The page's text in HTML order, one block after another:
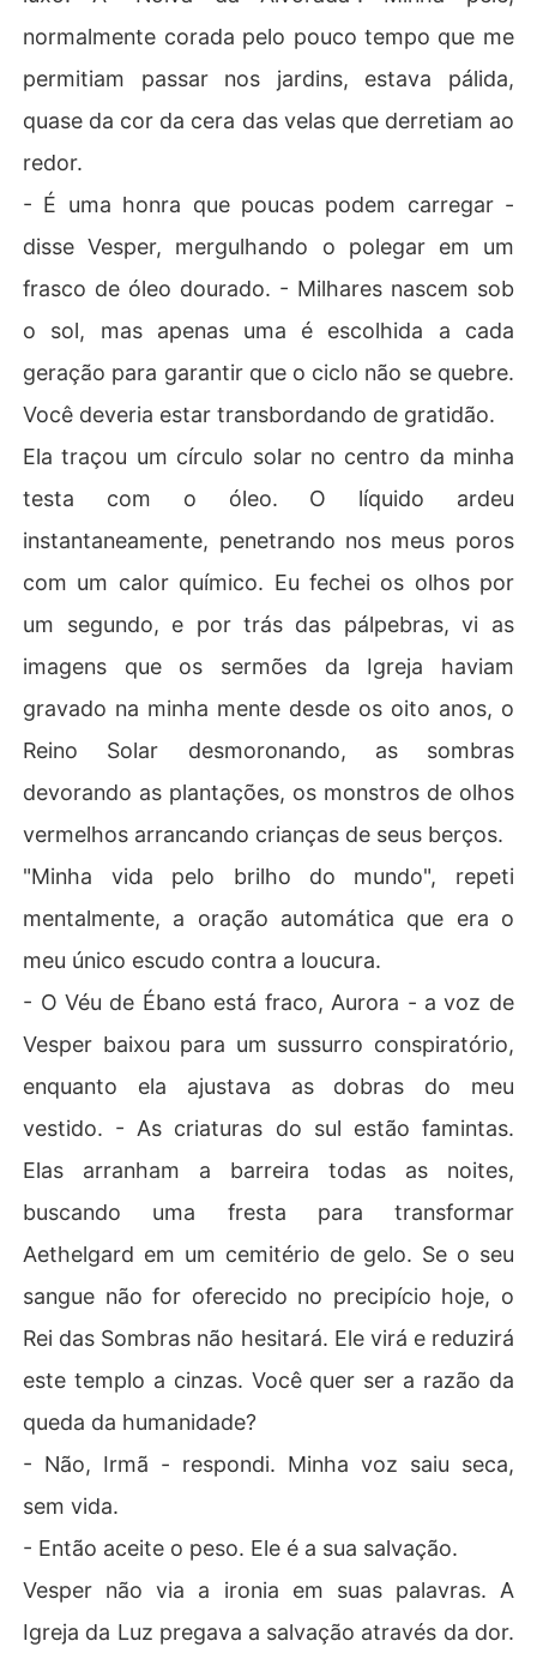
normalmente corada pelo pouco tempo que me
permitiam passar nos jardins, estava pálida,
quase da cor da cera das velas que derretiam ao
redor.
- É uma honra que poucas podem carregar -
disse Vesper, mergulhando o polegar em um
frasco de óleo dourado. - Milhares nascem sob
o sol, mas apenas uma é escolhida a cada
geração para garantir que o ciclo não se quebre.
Você deveria estar transbordando de gratidão.
Ela traçou um círculo solar no centro da minha
testa com o óleo. O líquido ardeu
instantaneamente, penetrando nos meus poros
com um calor químico. Eu fechei os olhos por
um segundo, e por trás das pálpebras, vi as
imagens que os sermões da Igreja haviam
gravado na minha mente desde os oito anos, o
Reino Solar desmoronando, as sombras
devorando as plantações, os monstros de olhos
vermelhos arrancando crianças de seus berços.
"Minha vida pelo brilho do mundo", repeti
mentalmente, a oração automática que era o
meu único escudo contra a loucura.
- O Véu de Ébano está fraco, Aurora - a voz de
Vesper baixou para um sussurro conspiratório,
enquanto ela ajustava as dobras do meu
vestido. - As criaturas do sul estão famintas.
Elas arranham a barreira todas as noites,
buscando uma fresta para transformar
Aethelgard em um cemitério de gelo. Se o seu
sangue não for oferecido no precipício hoje, o
Rei das Sombras não hesitará. Ele virá e reduzirá
este templo a cinzas. Você quer ser a razão da
queda da humanidade?
- Não, Irmã - respondi. Minha voz saiu seca,
sem vida.
- Então aceite o peso. Ele é a sua salvação.
Vesper não via a ironia em suas palavras. A
Igreja da Luz pregava a salvação através da dor.